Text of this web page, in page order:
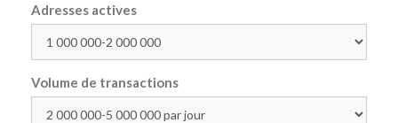
Adresses actives
Volume de transactions